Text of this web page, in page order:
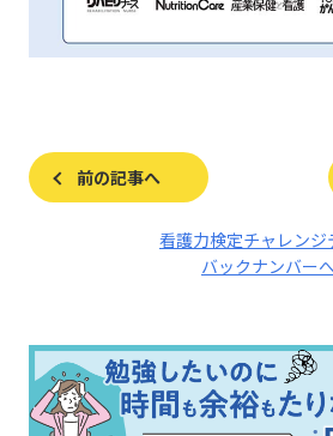
前の記事へ
看護力検定チャレンジ
バックナンバーへ